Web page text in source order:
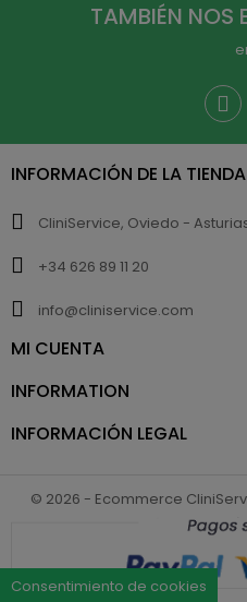
TAMBIÉN NOS
INFORMACIÓN DE LA TIENDA
CliniService, Oviedo -
+34 626 89 11 20
info@cliniservice.com
MI CUENTA
INFORMATION
INFORMACIÓN LEGAL
© 2026 - Ecommerce
Consentimiento de cookies